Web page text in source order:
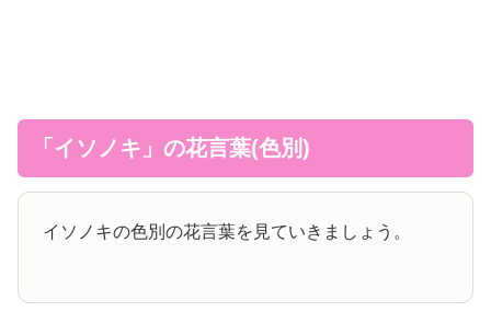
「イソノキ」の花言葉(色別)
イソノキの色別の花言葉を見ていきましょう。